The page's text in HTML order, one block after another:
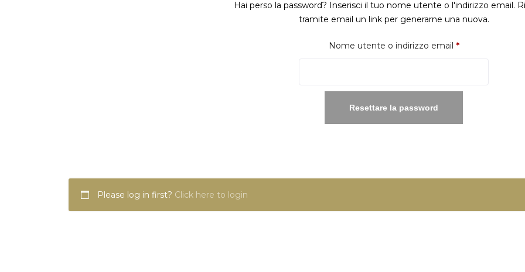
Hai perso la password? Inserisci il tuo nome utente o l'indirizzo email.
tramite email un link per generarne una nuova.
Nome utente o indirizzo email *Richiesto
Resettare la password
Please log in first? Click here to login